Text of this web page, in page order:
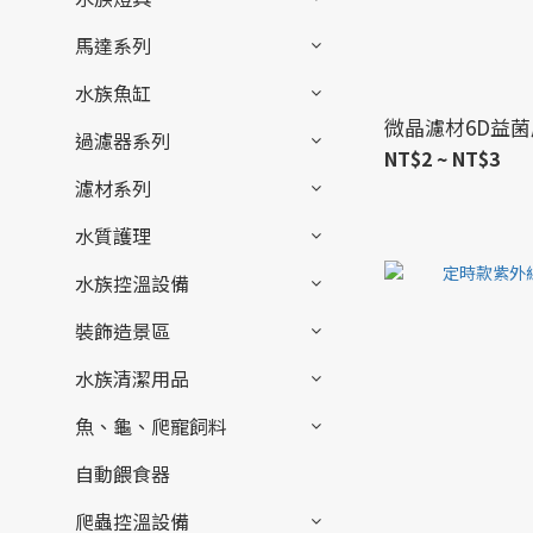
馬達系列
水族魚缸
過濾器系列
濾材系列
水質護理
水族控溫設備
裝飾造景區
水族清潔用品
魚、龜、爬寵飼料
自動餵食器
爬蟲控溫設備
微晶濾材6D益
NT$2 ~ NT$3